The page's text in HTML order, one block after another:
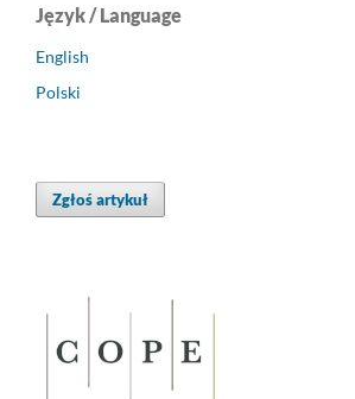
Język / Language
English
Polski
Zgłoś artykuł